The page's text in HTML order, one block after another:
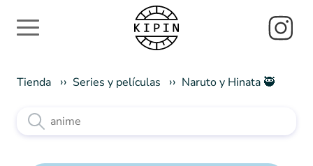
Tienda Series y películas Naruto y Hinata 🥷